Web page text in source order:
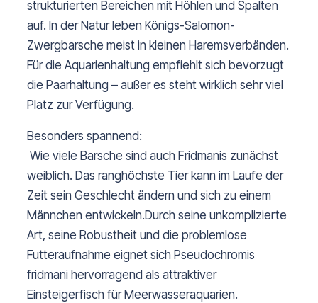
strukturierten Bereichen mit Höhlen und Spalten
auf. In der Natur leben Königs-Salomon-
Zwergbarsche meist in kleinen Haremsverbänden.
Für die Aquarienhaltung empfiehlt sich bevorzugt
die Paarhaltung – außer es steht wirklich sehr viel
Platz zur Verfügung.
Besonders spannend:
weiblich. Das ranghöchste Tier kann im Laufe der
Zeit sein Geschlecht ändern und sich zu einem
Männchen entwickeln.Durch seine unkomplizierte
Art, seine Robustheit und die problemlose
Futteraufnahme eignet sich Pseudochromis
fridmani hervorragend als attraktiver
Einsteigerfisch für Meerwasseraquarien.